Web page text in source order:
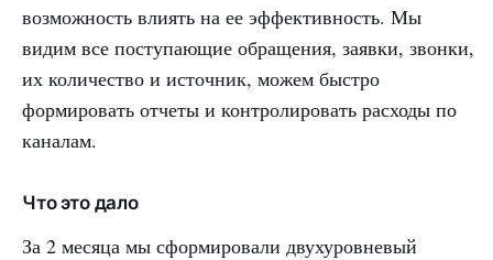
возможность влиять на ее эффективность. Мы
видим все поступающие обращения, заявки, звонки,
их количество и источник, можем быстро
формировать отчеты и контролировать расходы по
каналам.
Что это дало
За 2 месяца мы сформировали двухуровневый